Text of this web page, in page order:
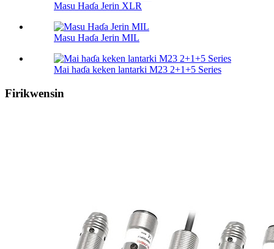
Masu Haɗa Jerin XLR
Masu Haɗa Jerin MIL
Mai haɗa keken lantarki M23 2+1+5 Series
Firikwensin